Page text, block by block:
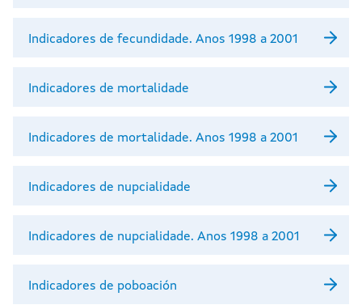
Indicadores de fecundidade. Anos 1998 a 2001
Indicadores de mortalidade
Indicadores de mortalidade. Anos 1998 a 2001
Indicadores de nupcialidade
Indicadores de nupcialidade. Anos 1998 a 2001
Indicadores de poboación